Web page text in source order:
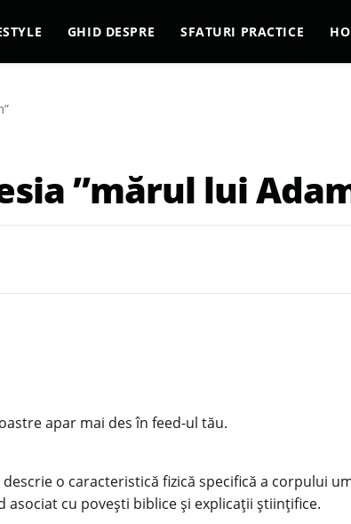
GHID DESPRE SFATURI PRACTICE
”mărul lui
apar mai des în feed-ul tău.
o caracteristică fizică specifică a corpului
cu povești biblice și explicații științifice.